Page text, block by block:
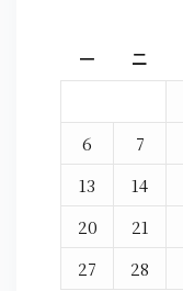
一 二
6
7
13
14
20
21
27
28